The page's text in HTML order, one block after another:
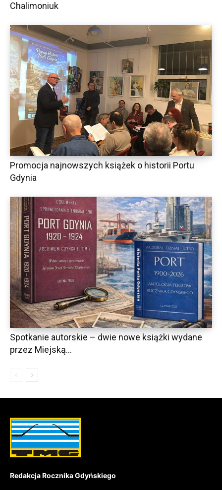
Chalimoniuk
Promocja najnowszych książek o historii Portu
Gdynia
Spotkanie autorskie – dwie nowe książki wydane
przez Miejską...
Redakcja Rocznika Gdyńskiego